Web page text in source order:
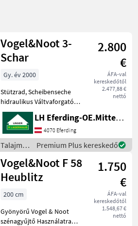
Vogel&Noot 3-
Schar
2.800
€
ÁFA-val
kereskedőtől
2.477,88 €
nettó
Gy. év 2000
Stützrad, Scheibenseche
hidraulikus Váltvaforgató
eke , Tárcsás csoroszlya,
Támkerék, : hidraulikus
Váltvaforgató eke
Talajművelő gépek Eke
LH Eferding-OE.Mitte, Eferding
4070 Eferding
Talajművelő
gépek /
Vogel&Noot
Premium Plus kereskedő
Vogel&Noot F 58
Heublitz
1.750
€
ÁFA-val
kereskedőtől
1.548,67 €
nettó
200 cm
Gyönyörű Vogel & Noot
szénagyűjtő Használatra